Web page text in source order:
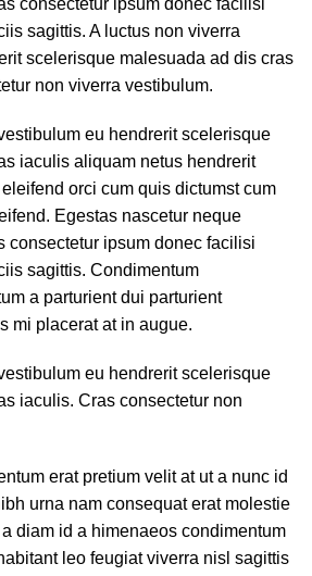
consectetur ipsum donec facilisi
sagittis. A luctus non viverra
scelerisque malesuada ad dis cras
non viverra vestibulum.
eu hendrerit scelerisque
iaculis aliquam netus hendrerit
orci cum quis dictumst cum
Egestas nascetur neque
consectetur ipsum donec facilisi
sagittis. Condimentum
a parturient dui parturient
mi placerat at in augue.
eu hendrerit scelerisque
iaculis. Cras consectetur non
erat pretium velit at ut a nunc id
urna nam consequat erat molestie
diam id a himenaeos condimentum
leo feugiat viverra nisl sagittis